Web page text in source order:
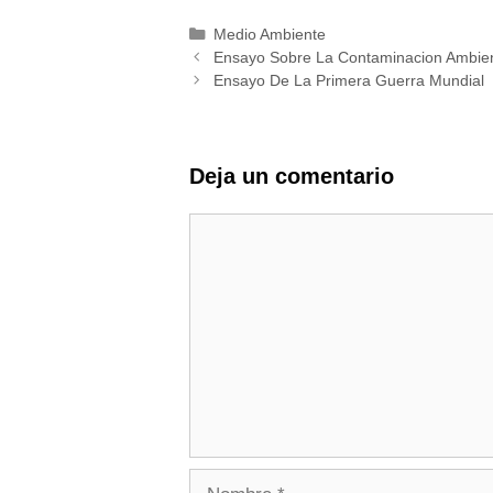
Categorías
Medio Ambiente
Ensayo Sobre La Contaminacion
Ensayo De La Primera Guerra Mundial
Deja un comentario